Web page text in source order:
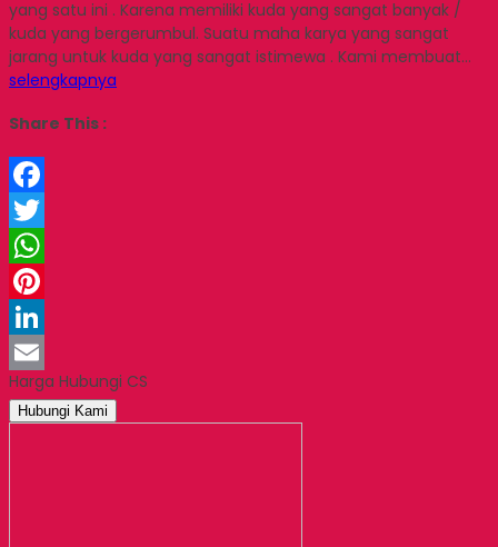
yang satu ini . Karena memiliki kuda yang sangat banyak /
kuda yang bergerumbul. Suatu maha karya yang sangat
jarang untuk kuda yang sangat istimewa . Kami membuat…
selengkapnya
Share This :
Facebook
Twitter
WhatsApp
Pinterest
LinkedIn
Email
Harga Hubungi CS
Hubungi Kami